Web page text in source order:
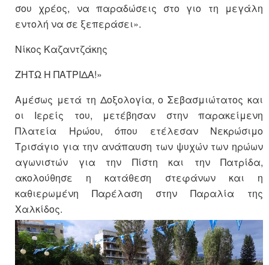
σου χρέος, να παραδώσεις στο γιο τη μεγάλη
εντολή να σε ξεπεράσει».
Νίκος Καζαντζάκης
ΖΗΤΩ Η ΠΑΤΡΙΔΑ!»
Αμέσως μετά τη Δοξολογία, ο Σεβασμιώτατος και
οι Ιερείς του, μετέβησαν στην παρακείμενη
Πλατεία Ηρώου, όπου ετέλεσαν Νεκρώσιμο
Τρισάγιο για την ανάπαυση των ψυχών των ηρώων
αγωνιστών για την Πίστη και την Πατρίδα,
ακολούθησε η κατάθεση στεφάνων και η
καθιερωμένη Παρέλαση στην Παραλία της
Χαλκίδος.